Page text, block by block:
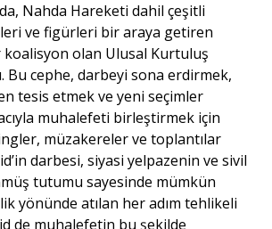
Nahda Hareketi dahil çeşitli
ve figürleri bir araya getiren
koalisyon olan Ulusal Kurtuluş
Bu cephe, darbeyi sona erdirmek,
tesis etmek ve yeni seçimler
muhalefeti birleştirmek için
müzakereler ve toplantılar
darbesi, siyasi yelpazenin ve sivil
tutumu sayesinde mümkün
yönünde atılan her adım tehlikeli
de muhalefetin bu şekilde